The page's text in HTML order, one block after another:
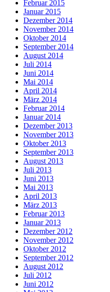
Februar 2015
Januar 2015
Dezember 2014
November 2014
Oktober 2014
September 2014
August 2014
Juli 2014
Juni 2014
Mai 2014
April 2014
März 2014
Februar 2014
Januar 2014
Dezember 2013
November 2013
Oktober 2013
September 2013
August 2013
Juli 2013
Juni 2013
Mai 2013
April 2013
März 2013
Februar 2013
Januar 2013
Dezember 2012
November 2012
Oktober 2012
September 2012
August 2012
Juli 2012
Juni 2012